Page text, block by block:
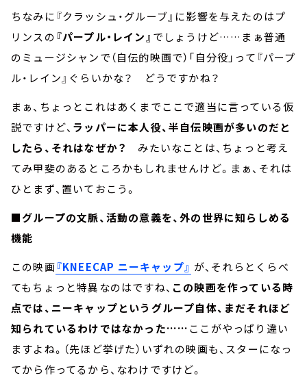
ちなみに『クラッシュ・グルーブ』に影響を与えたのはプ
リンスの 『パープル・レイン』 でしょうけど……まぁ普通
のミュージシャンで（自伝的映画で）「自分役」って『パープ
ル・レイン』ぐらいかな？ どうですかね？
まぁ、ちょっとこれはあくまでここで適当に言っている仮
説ですけど、 ラッパーに本人役、半自伝映画が多いのだと
したら、それはなぜか？
みたいなことは、ちょっと考え
てみ甲斐のあるところかもしれませんけど。まぁ、それは
ひとまず、置いておこう。
■グループの文脈、活動の意義を、外の世界に知らしめる
機能
この映画『KNEECAP ニーキャップ』 が、それらとくらべ
てもちょっと特異なのはですね、 この映画を作っている時
点では、ニーキャップというグループ自体、まだそれほど
知られているわけではなかった……ここがやっぱり違い
ますよね。（先ほど挙げた）いずれの映画も、スターになっ
てから作ってるから、なわけですけど。